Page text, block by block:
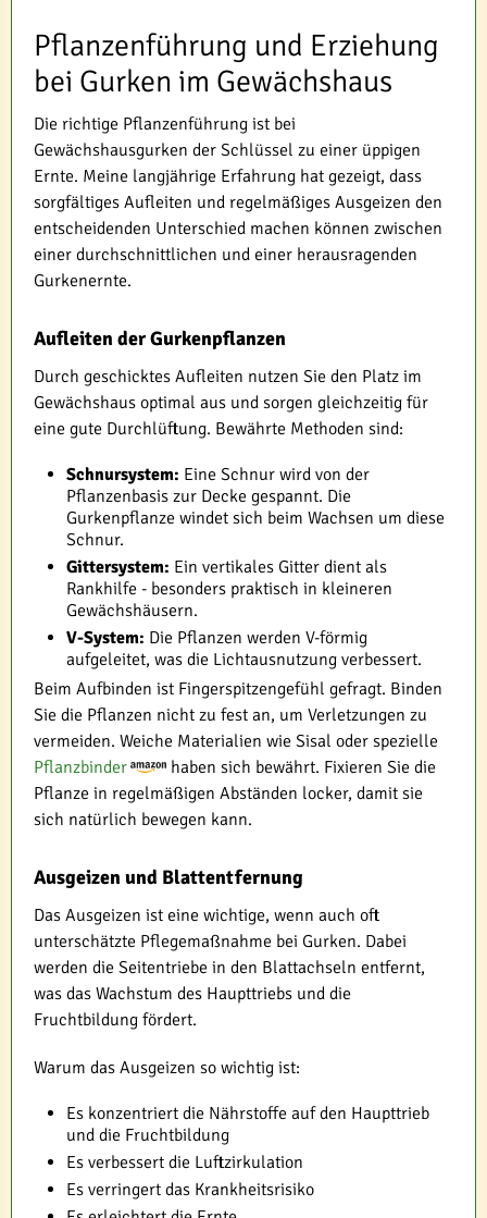
Pflanzenführung und Erziehung
bei Gurken im Gewächshaus
Die richtige Pflanzenführung ist bei
Gewächshausgurken der Schlüssel zu einer üppigen
Ernte. Meine langjährige Erfahrung hat gezeigt, dass
sorgfältiges Aufleiten und regelmäßiges Ausgeizen den
entscheidenden Unterschied machen können zwischen
einer durchschnittlichen und einer herausragenden
Gurkenernte.
Aufleiten der Gurkenpflanzen
Durch geschicktes Aufleiten nutzen Sie den Platz im
Gewächshaus optimal aus und sorgen gleichzeitig für
eine gute Durchlüftung. Bewährte Methoden sind:
Schnursystem: Eine Schnur wird von der
Pflanzenbasis zur Decke gespannt. Die
Gurkenpflanze windet sich beim Wachsen um diese
Schnur.
Gittersystem: Ein vertikales Gitter dient als
Rankhilfe - besonders praktisch in kleineren
Gewächshäusern.
V-System: Die Pflanzen werden V-förmig
aufgeleitet, was die Lichtausnutzung verbessert.
Beim Aufbinden ist Fingerspitzengefühl gefragt. Binden
Sie die Pflanzen nicht zu fest an, um Verletzungen zu
vermeiden. Weiche Materialien wie Sisal oder spezielle
Pflanzbinder
haben sich bewährt. Fixieren Sie die
Pflanze in regelmäßigen Abständen locker, damit sie
sich natürlich bewegen kann.
Ausgeizen und Blattentfernung
Das Ausgeizen ist eine wichtige, wenn auch oft
unterschätzte Pflegemaßnahme bei Gurken. Dabei
werden die Seitentriebe in den Blattachseln entfernt,
was das Wachstum des Haupttriebs und die
Fruchtbildung fördert.
Warum das Ausgeizen so wichtig ist:
Es konzentriert die Nährstoffe auf den Haupttrieb
und die Fruchtbildung
Es verbessert die Luftzirkulation
Es verringert das Krankheitsrisiko